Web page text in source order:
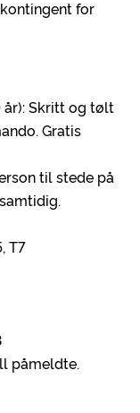
for
år): Skritt og tølt
Gratis
til stede på
T7
påmeldte.